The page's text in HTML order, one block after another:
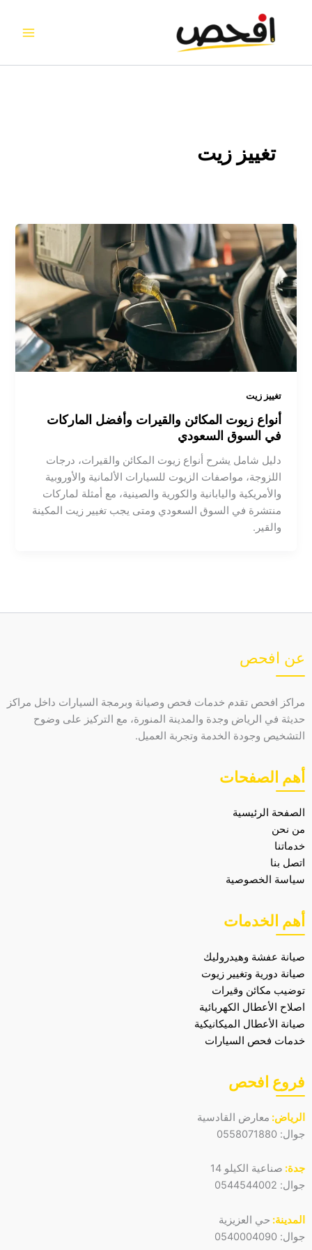
تغييز زيت
تغييز زيت
أنواع زيوت المكائن والقيرات وأفضل الماركات
في السوق السعودي
دليل شامل يشرح أنواع زيوت المكائن والقيرات، درجات
اللزوجة، مواصفات الزيوت للسيارات الألمانية والأوروبية
والأمريكية واليابانية والكورية والصينية، مع أمثلة لماركات
منتشرة في السوق السعودي ومتى يجب تغيير زيت المكينة
والقير.
عن افحص
مراكز افحص تقدم خدمات فحص وصيانة وبرمجة السيارات داخل مراكز
حديثة في الرياض وجدة والمدينة المنورة، مع التركيز على وضوح
التشخيص وجودة الخدمة وتجربة العميل.
أهم الصفحات
الصفحة الرئيسية
من نحن
خدماتنا
اتصل بنا
سياسة الخصوصية
أهم الخدمات
صيانة عفشة وهيدروليك
صيانة دورية وتغيير زيوت
توضيب مكائن وقيرات
اصلاح الأعطال الكهربائية
صيانة الأعطال الميكانيكية
خدمات فحص السيارات
فروع افحص
الرياض: معارض القادسية
جوال: 0558071880
جدة: صناعية الكيلو 14
جوال: 0544544002
المدينة: حي العزيزية
جوال: 0540004090